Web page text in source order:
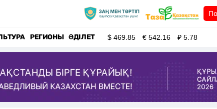
РЕГИОНЫ ӘДІЛЕТ $469.85 €542.16 ₽5.78